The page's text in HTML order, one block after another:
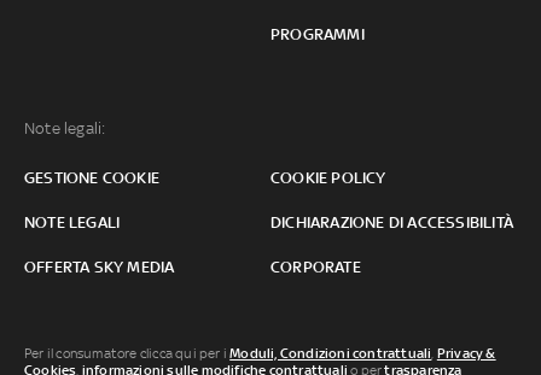
PROGRAMMI
Note legali:
GESTIONE COOKIE COOKIE POLICY
NOTE LEGALI DICHIARAZIONE DI ACCESSIBILITÀ
OFFERTA SKY MEDIA CORPORATE
Per il consumatore clicca qui per iModuli, Condizioni contrattuali, Privacy &
Cookies, informazioni sulle modifiche contrattuali o pertrasparenza